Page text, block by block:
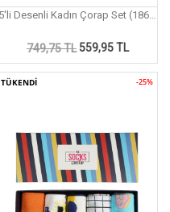
5'li Desenli Kadın Çorap Set (186P)
749,75 TL 559,95 TL
TÜKENDİ -25%